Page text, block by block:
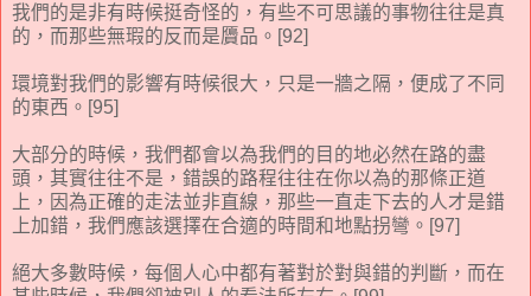
我們的是非有時候挺奇怪的，有些不可思議的事物往往是真
的，而那些無瑕的反而是贗品。[92]
環境對我們的影響有時候很大，只是一牆之隔，便成了不同
的東西。[95]
大部分的時候，我們都會以為我們的目的地必然在路的盡
頭，其實往往不是，錯誤的路程往往在你以為的那條正道
上，因為正確的走法並非直線，那些一直走下去的人才是錯
上加錯，我們應該選擇在合適的時間和地點拐彎。[97]
絕大多數時候，每個人心中都有著對於對與錯的判斷，而在